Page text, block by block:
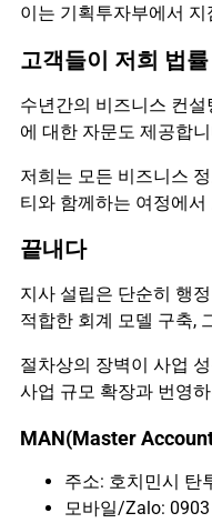
이는 기획투자부에서
고객들이 저희 법
수년간의 비즈니스 컨
에 대한 자문도 제공합
저희는 모든 비즈니스
티와 함께하는 여정에
끝내다
지사 설립은 단순히 행
적합한 회계 모델 구축,
절차상의 장벽이 사업
사업 규모 확장과 번영
MAN(Master
주소: 호치민시 탄
모바일/Zalo: